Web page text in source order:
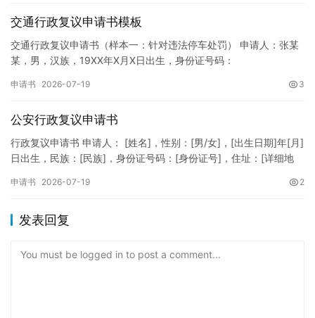
交通行政复议申请书模板
交通行政复议申请书（样本一：针对违法停车处罚） 申请人：张某
某，男，汉族，19XX年X月X日出生，身份证号码：
申请书 2026-07-19 3
公安行政复议申请书
行政复议申请书 申请人： [姓名]，性别：[男/女]，[出生日期]年[月]
日出生，民族：[民族]，身份证号码：[身份证号]，住址：[详细地
申请书 2026-07-19 2
发表回复
You must be logged in to post a comment...